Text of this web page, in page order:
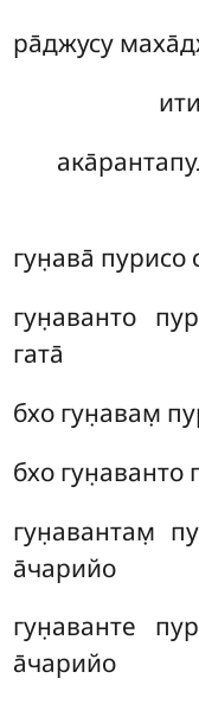
ра̄джусу
гун̣ава̄
гун̣аванто
гата̄
бхо гун̣авам̣
бхо гун̣аванто
гун̣авантам̣
а̄чарийо
гун̣аванте
а̄чарийо